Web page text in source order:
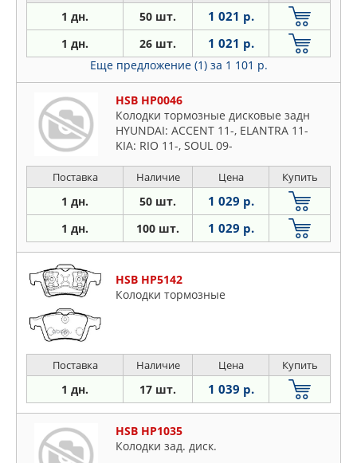
1 дн. 50 шт. 1 021 р.
1 дн. 26 шт. 1 021 р.
Еще предложение (1) за 1 101 р.
HSB HP0046
Колодки тормозные дисковые задн
HYUNDAI: ACCENT 11-, ELANTRA 11-
KIA: RIO 11-, SOUL 09-
Поставка Наличие Цена Купить
1 дн. 50 шт. 1 029 р.
1 дн. 100 шт. 1 029 р.
HSB HP5142
Колодки тормозные
Поставка Наличие Цена Купить
1 дн. 17 шт. 1 039 р.
HSB HP1035
Колодки зад. диск.